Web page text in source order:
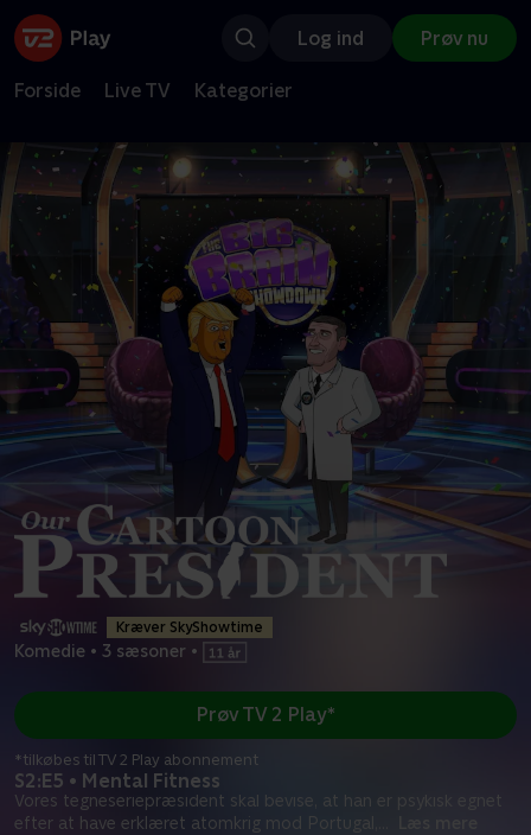
Log ind Prøv nu
Forside Live TV Kategorier
Kræver SkyShowtime
Komedie • 3 sæsoner •
S2:E5 • Mental Fitness
Vores tegneseriepræsident skal bevise, at han er psykisk egnet
efter at have erklæret atomkrig mod Portugal,
Prøv TV 2 Play*
*tilkøbes til TV 2 Play abonnement